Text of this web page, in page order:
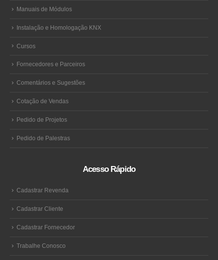
Manuais de Módulos
Instalação e Homologação KNX
Cursos
Fornecedores e Parceiros
Comentários e Sugestões
Cotação de Vendas
Pedido de Projetos
Pedido de Palestras
Acesso Rápido
Cadastrar Revenda
Cadastrar Cliente
Cadastrar Fornecedor
Trabalhe Conosco